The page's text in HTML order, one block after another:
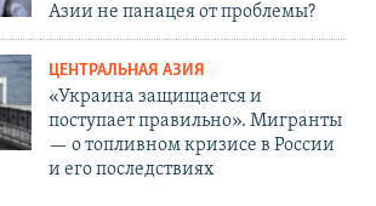
Азии не панацея от проблемы?
ЦЕНТРАЛЬНАЯ АЗИЯ
«Украина защищается и
поступает правильно». Мигранты
— о топливном кризисе в России
и его последствиях